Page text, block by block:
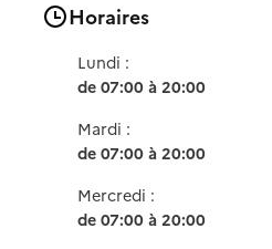
Horaires
Lundi :
de 07:00 à 20:00
Mardi :
de 07:00 à 20:00
Mercredi :
de 07:00 à 20:00